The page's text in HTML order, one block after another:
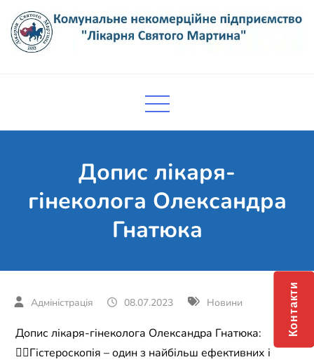
content
підприємство "Лікарня Святого
Допис лікаря-
гінеколога Олександра
Гнатюка
08.07.2023 Новини
Допис лікаря-гінеколога Олександра Гнатюка:
☝🏼Гістероскопія – один з найбільш ефективних і
Контакти